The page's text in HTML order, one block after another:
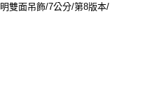
明雙面吊飾/7公分/第8版本/